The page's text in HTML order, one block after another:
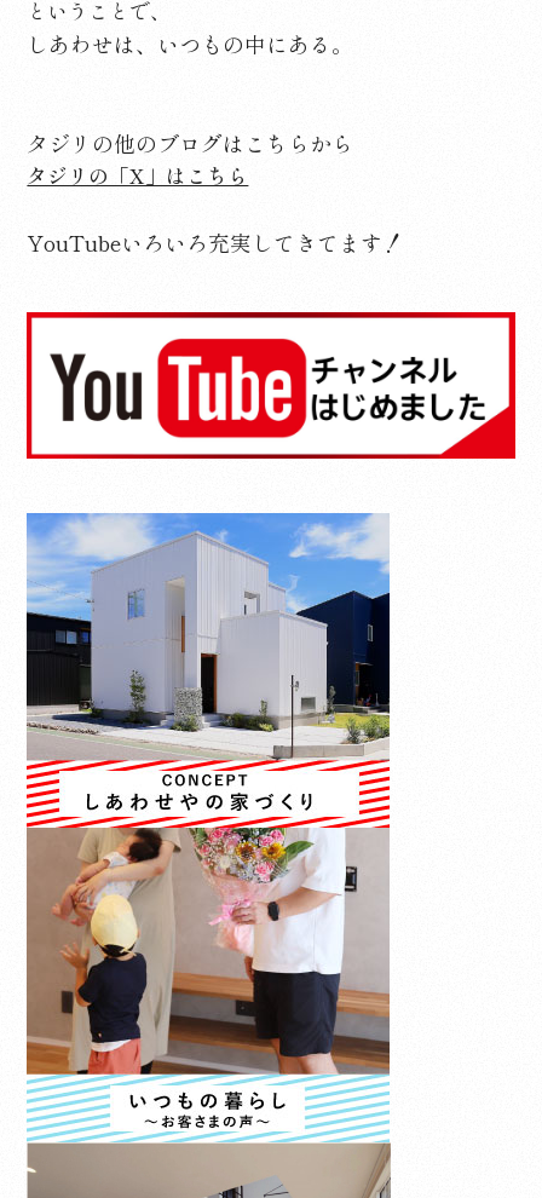
ということで、
しあわせは、いつもの中にある。
タジリの他のブログはこちらから
タジリの「X」はこちら
YouTubeいろいろ充実してきてます！